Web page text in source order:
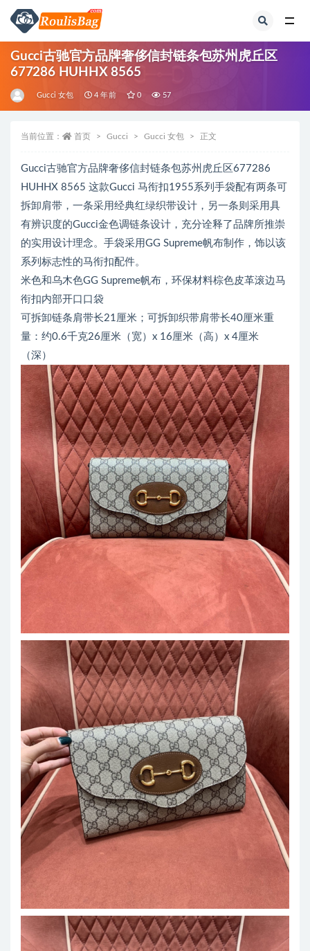
Gucci古驰官方品牌奢侈信封链条包苏州虎丘区
677286 HUHHX 8565
Gucci 女包 4 年前 0 57
当前位置： 首页 Gucci Gucci 女包 正文
Gucci古驰官方品牌奢侈信封链条包苏州虎丘区677286
HUHHX 8565 这款Gucci 马衔扣1955系列手袋配有两条可
拆卸肩带，一条采用经典红绿织带设计，另一条则采用具
有辨识度的Gucci金色调链条设计，充分诠释了品牌所推崇
的实用设计理念。手袋采用GG Supreme帆布制作，饰以该
系列标志性的马衔扣配件。
米色和乌木色GG Supreme帆布，环保材料棕色皮革滚边马
衔扣内部开口口袋
可拆卸链条肩带长21厘米；可拆卸织带肩带长40厘米重
量：约0.6千克26厘米（宽）x 16厘米（高）x 4厘米
（深）